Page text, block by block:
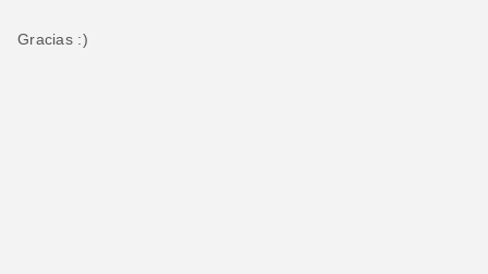
Gracias :)